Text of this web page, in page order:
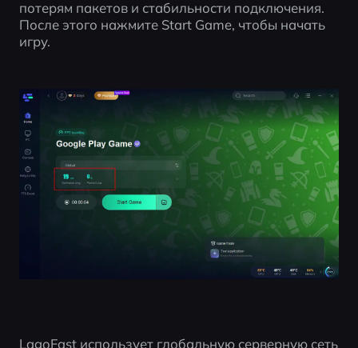
потерям пакетов и стабильности подключения.
После этого нажмите Start Game, чтобы начать
игру.
LagoFast использует глобальную серверную сеть